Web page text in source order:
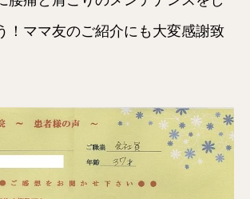
！ママ友のご紹介にも大変感謝致